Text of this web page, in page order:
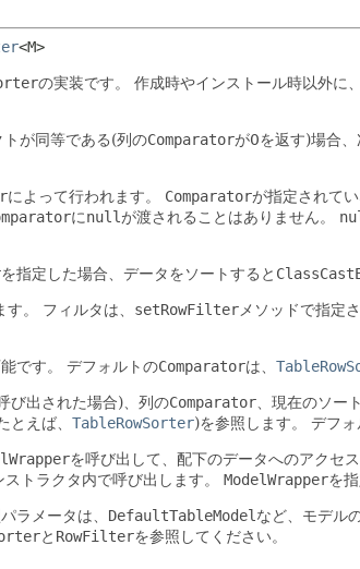
<M>
の実装です。 作成時やインストール時以外に、
が同等である(列のComparatorが0を返す)場合、
によって行われます。 Comparatorが指定されて
にnullが渡されることはありません。
を指定した場合、データをソートすると
。 フィルタは、 setRowFilter メソッドで指定
です。 デフォルトのComparatorは、
び出された場合)、列のComparator 、現在のソー
とえば、 TableRowSorter)を参照します。 デフォ
を呼び出して、配下のデータへのアクセ
トラクタ内で呼び出します。 ModelWrapperを
ラメータは、 DefaultTableModel など、モデル
と RowFilterを参照してください。